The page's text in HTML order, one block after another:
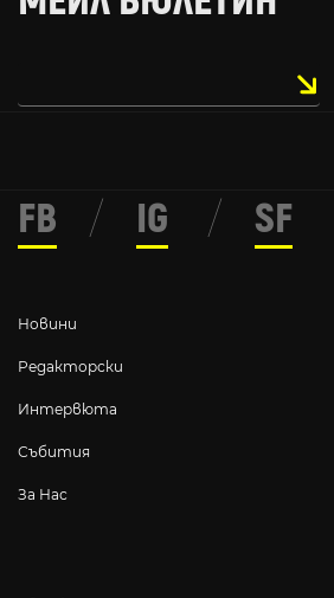
Новини
Редакторски
Интервюта
Събития
За Нас
FB / IG / SF